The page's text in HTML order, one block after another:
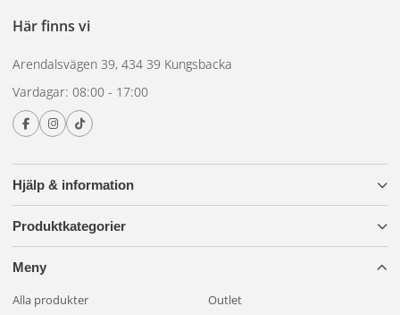
Hjälp & information
Produktkategorier
Meny
Alla produkter Outlet
Här finns vi
Arendalsvägen 39, 434 39 Kungsbacka
Vardagar: 08:00 - 17:00